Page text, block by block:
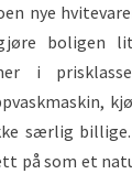
nye
boligen
i
særlig billige.
på som et